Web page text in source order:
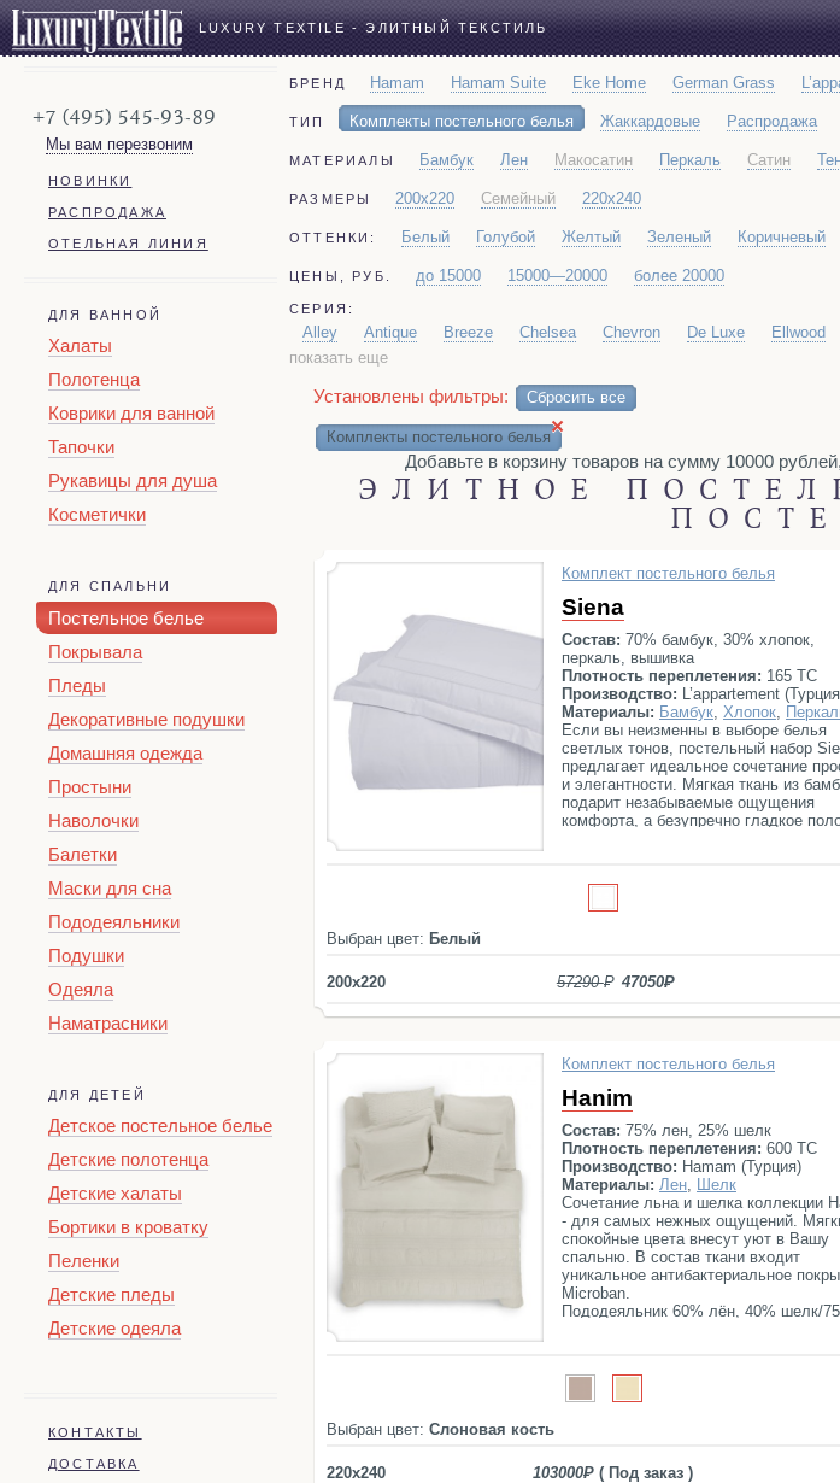
LUXURY TEXTILE - ЭЛИТНЫЙ ТЕКСТИЛЬ
+7 (495) 545-93-89
Мы вам перезвоним
НОВИНКИ
РАСПРОДАЖА
ОТЕЛЬНАЯ ЛИНИЯ
ДЛЯ ВАННОЙ
Халаты
Полотенца
Коврики для ванной
Тапочки
Рукавицы для душа
Косметички
ДЛЯ СПАЛЬНИ
Постельное белье
Покрывала
Пледы
Декоративные подушки
Домашняя одежда
Простыни
Наволочки
Балетки
Маски для сна
Пододеяльники
Подушки
Одеяла
Наматрасники
ДЛЯ ДЕТЕЙ
Детское постельное белье
Детские полотенца
Детские халаты
Бортики в кроватку
Пеленки
Детские пледы
Детские одеяла
КОНТАКТЫ
ДОСТАВКА
БРЕНД Hamam Hamam Suite Eke Home German Grass
ТИП Комплекты постельного белья Жаккардовые Распродажа
МАТЕРИАЛЫ Бамбук Лен Макосатин Перкаль Сатин
РАЗМЕРЫ 200x220 Семейный 220x240
ОТТЕНКИ: Белый Голубой Желтый Зеленый Коричневый
ЦЕНЫ, РУБ. до 15000 15000—20000 более 20000
СЕРИЯ:
Alley Antique Breeze Chelsea Chevron De Luxe Ellwood
Payas
Penna
показать еще
Установлены фильтры: Сбросить все
Комплекты постельного белья×
Добавьте в корзину товаров на сумму 10000 рублей,
ЭЛИТНОЕ
Комплект постельного белья
Siena
Состав: 70% бамбук, 30% хлопок,
перкаль, вышивка
Плотность переплетения: 165 ТС
Производство: L’appartement
Материалы: Бамбук, Хлопок,
Если вы неизменны в выборе белья
светлых тонов, постельный набор
предлагает идеальное сочетание
и элегантности. Мягкая ткань из
подарит незабываемые ощущения
комфорта, а безупречно гладкое
простыни, пододеяльника и четырех
Выбран цвет: Белый
200x220 57290 47050
Комплект постельного белья
Hanim
Состав: 75% лен, 25% шелк
Плотность переплетения: 600 ТС
Производство: Hamam (Турция)
Материалы: Лен, Шелк
Сочетание льна и шелка коллекции
- для самых нежных ощущений.
спокойные цвета внесут уют в Вашу
спальню. В состав ткани входит
уникальное антибактериальное
Microban.
Пододеяльник 60% лён, 40% шелк/
лён, 25% шелк, 600 ТС
Выбран цвет: Слоновая кость
220x240 103000 ( Под заказ )